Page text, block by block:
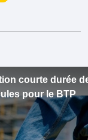
courte durée
pour le BTP